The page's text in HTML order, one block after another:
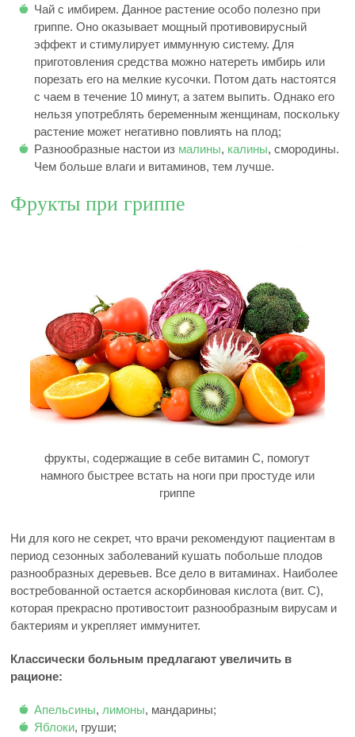
Чай с имбирем. Данное растение особо полезно при
гриппе. Оно оказывает мощный противовирусный
эффект и стимулирует иммунную систему. Для
приготовления средства можно натереть имбирь или
порезать его на мелкие кусочки. Потом дать настоятся
с чаем в течение 10 минут, а затем выпить. Однако его
нельзя употреблять беременным женщинам, поскольку
растение может негативно повлиять на плод;
Разнообразные настои из малины, калины, смородины.
Чем больше влаги и витаминов, тем лучше.
Фрукты при гриппе
фрукты, содержащие в себе витамин C, помогут
намного быстрее встать на ноги при простуде или
гриппе
Ни для кого не секрет, что врачи рекомендуют пациентам в
период сезонных заболеваний кушать побольше плодов
разнообразных деревьев. Все дело в витаминах. Наиболее
востребованной остается аскорбиновая кислота (вит. C),
которая прекрасно противостоит разнообразным вирусам и
бактериям и укрепляет иммунитет.
Классически больным предлагают увеличить в
рационе:
Апельсины, лимоны, мандарины;
Яблоки, груши;